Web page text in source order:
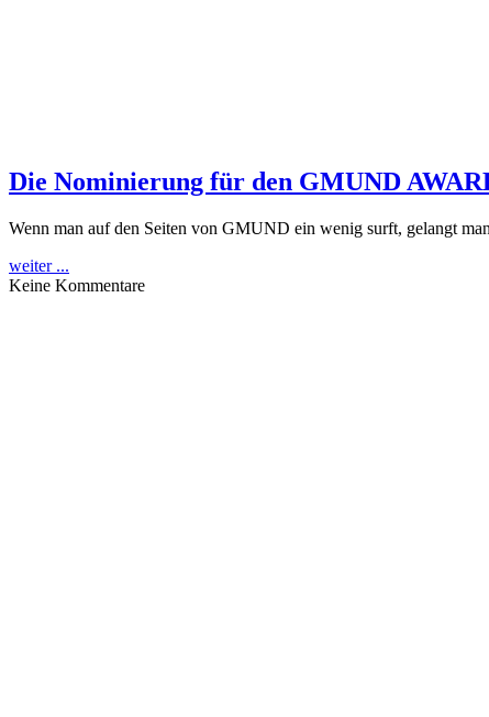
Die Nominierung für den GMUND
Wenn man auf den Seiten von GMUND ein wenig surft, gelangt
weiter ...
Keine Kommentare